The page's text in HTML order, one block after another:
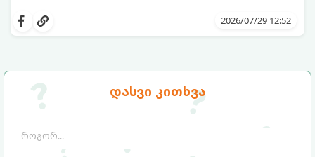
დასვი კითხვა
იშლება მნიშვნელოვანი გარიგებები,
ასეთ მომენტებში ადვილია
ეზოთერიკასა და ფსიქოლოგიაში ეს
ფენომენი ხშირად სხვანაირად
მომხდარი მარცხი სასჯელი კი არა,
სამყაროს მცდელობაა:
2026/07/29 12:52